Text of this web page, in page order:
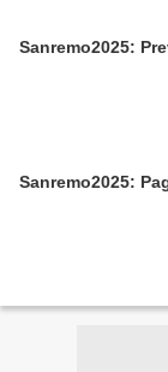
Sanremo2025:
Sanremo2025: